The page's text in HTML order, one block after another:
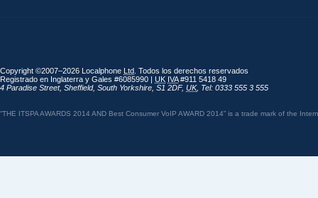
Copyright ©2007–2026 Localphone Ltd . Todos los derechos reservados
Registrado en Inglaterra y Gales #6085990 | UK IVA#911 5418 49
4 Paradise Street, Sheffield, South Yorkshire S1 2DF, UK, Tel: 0333 555 3 555
“THE ITSPA AWARDS 2014 AND Best Consumer VoIP AWARD 2014” is a trade mark of the